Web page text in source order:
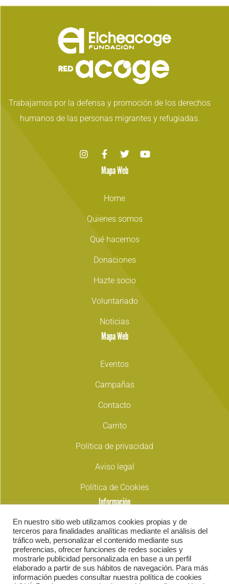
Trabajamos por la defensa y promoción de los derechos
humanos de las personas migrantes y refugiadas.
Mapa Web
Home
Quienes somos
Qué hacemos
Donaciones
Hazte socio
Voluntariado
Noticias
Mapa Web
Eventos
Campañas
Contacto
Carrito
Política de privacidad
Aviso legal
Política de Cookies
Información
965426172 | 966243128
elcheacoge@elcheacoge.org
Carrer Dr. Sapena, 53,
En nuestro sitio web utilizamos cookies propias y de
terceros para finalidades analíticas mediante el análisis del
tráfico web, personalizar el contenido mediante sus
preferencias, ofrecer funciones de redes sociales y
mostrarle publicidad personalizada en base a un perfil
elaborado a partir de sus hábitos de navegación. Para más
información puedes consultar nuestra política de cookies